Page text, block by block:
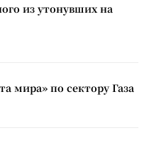
из утонувших на
мира» по сектору Газа